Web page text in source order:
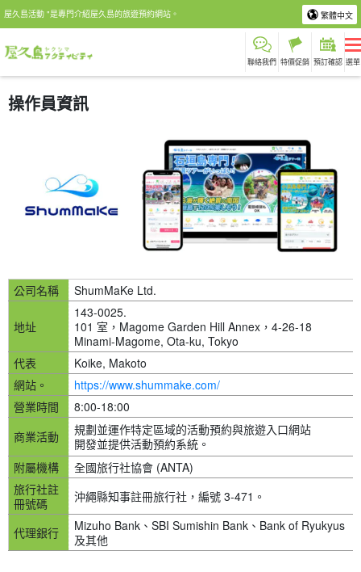
屋久島活動 "是專門介紹屋久島的旅遊預約網站。 繁體中文
聯絡我們 特價促銷 預訂確認 選單
操作員資訊
公司名稱 ShumMaKe Ltd.
地址
143-0025.
101 室，Magome Garden Hill Annex，4-26-18
Minami-Magome, Ota-ku, Tokyo
代表
Koike, Makoto
網站。
https://www.shummake.com/
營業時間
8:00-18:00
商業活動
規劃並運作特定區域的活動預約與旅遊入口網站
開發並提供活動預約系統。
附屬機構
全國旅行社協會 (ANTA)
旅行社註
冊號碼
沖繩縣知事註冊旅行社，編號 3-471。
代理銀行
Mizuho Bank、SBI Sumishin Bank、Bank of Ryukyus
及其他